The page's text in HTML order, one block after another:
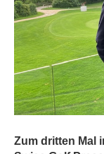
Zum dritten Mal